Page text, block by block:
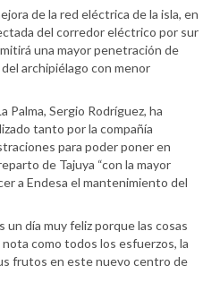
de la red eléctrica de la isla, en
del corredor eléctrico por sur
una mayor penetración de
archipiélago con menor
Palma, Sergio Rodríguez, ha
tanto por la compañía
para poder poner en
de Tajuya “con la mayor
a Endesa el mantenimiento del
un día muy feliz porque las cosas
como todos los esfuerzos, la
frutos en este nuevo centro de